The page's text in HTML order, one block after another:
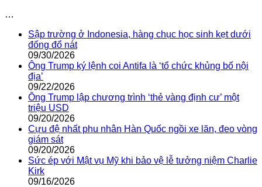
…
Sập trường ở Indonesia, hàng chục học sinh kẹt dưới
đống đổ nát
09/30/2026
Ông Trump ký lệnh coi Antifa là ‘tổ chức khủng bố nội
địa’
09/22/2026
Ông Trump lập chương trình ‘thẻ vàng định cư’ một
triệu USD
09/20/2026
Cựu đệ nhất phu nhân Hàn Quốc ngồi xe lăn, đeo vòng
giám sát
09/20/2026
Sức ép với Mật vụ Mỹ khi bảo vệ lễ tưởng niệm Charlie
Kirk
09/16/2026